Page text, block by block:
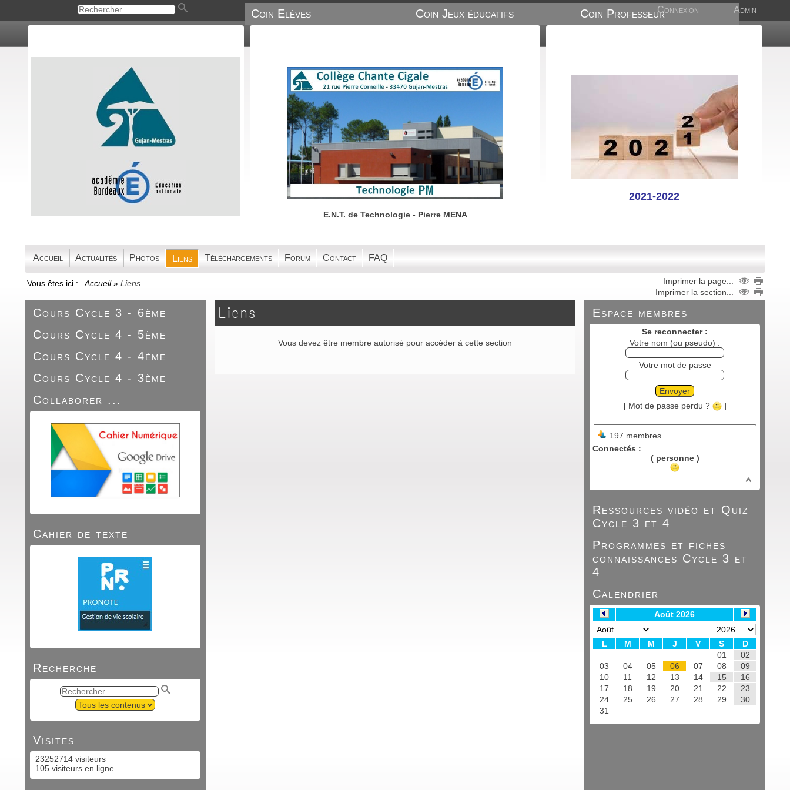
Coin Elèves Coin Jeux éducatifs Coin Professeur
E.N.T. de Technologie - Pierre MENA
2021-2022
Admin
Accueil Actualités
Connexion
Photos Liens Téléchargements Forum Contact FAQ
Vous êtes ici : Accueil» Liens
Imprimer la page...
Imprimer la section...
Cours Cycle 3 - 6ème
Cours Cycle 4 - 5ème
Cours Cycle 4 - 4ème
Cours Cycle 4 - 3ème
Collaborer ...
Cahier de texte
Recherche
Visites
23252714 visiteurs
105 visiteurs en ligne
Liens
Vous devez être membre autorisé pour accéder à cette section
Espace membres
Se reconnecter :
Votre nom (ou pseudo) :
Votre mot de passe
Envoyer
[ Mot de passe perdu ?
]
197 membres
Connectés :
( personne )
Ressources vidéo et Quiz
Cycle 3 et 4
Programmes et fiches
connaissances Cycle 3 et
4
Calendrier